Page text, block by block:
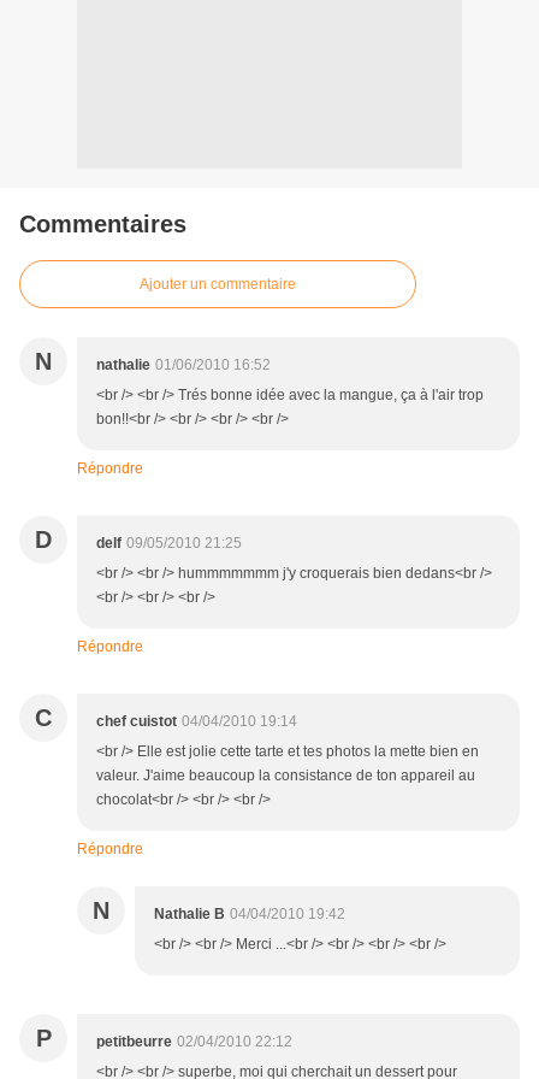
Commentaires
Ajouter un commentaire
N nathalie 01/06/2010 16:52
<br /> <br /> Trés bonne idée avec la mangue, ça à l'air trop
bon!!<br /> <br /> <br /> <br />
Répondre
D delf 09/05/2010 21:25
<br /> <br /> hummmmmmm j'y croquerais bien dedans<br />
<br /> <br /> <br />
Répondre
C chef cuistot 04/04/2010 19:14
<br /> Elle est jolie cette tarte et tes photos la mette bien en
valeur. J'aime beaucoup la consistance de ton appareil au
chocolat<br /> <br /> <br />
Répondre
N Nathalie B 04/04/2010 19:42
<br /> <br /> Merci ...<br /> <br /> <br /> <br />
P petitbeurre 02/04/2010 22:12
<br /> <br /> superbe, moi qui cherchait un dessert pour